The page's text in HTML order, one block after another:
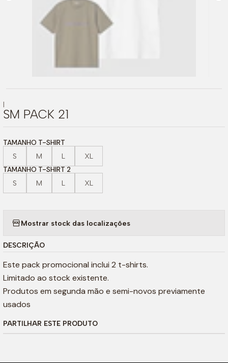
|
SM PACK 21
TAMANHO T-SHIRT
S M L XL
TAMANHO T-SHIRT 2
S M L XL
Mostrar stock das localizações
DESCRIÇÃO
Este pack promocional inclui 2 t-shirts.
Limitado ao stock existente.
Produtos em segunda mão e semi-novos previamente
usados
PARTILHAR ESTE PRODUTO